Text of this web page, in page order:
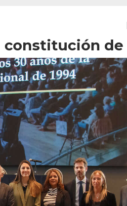
constitución de